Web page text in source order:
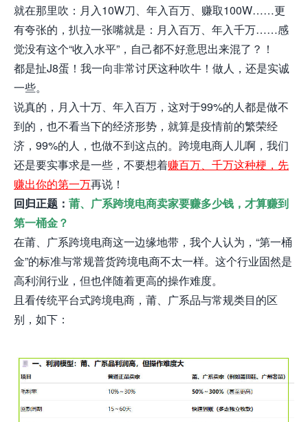
就在那里吹：月入10W刀、年入百万、赚取100W……更
有夸张的，扒拉一张嘴就是：月入百万、年入千万……感
觉没有这个“收入水平”，自己都不好意思出来混了？！
都是扯J8蛋！我一向非常讨厌这种吹牛！做人，还是实诚
一些。
说真的，月入十万、年入百万，这对于99%的人都是做不
到的，也不看当下的经济形势，就算是疫情前的繁荣经
济，99%的人，也做不到这点的。跨境电商人儿啊，我们
还是要实事求是一些，不要想着赚百万、千万这种梗，先
赚出你的第一万再说！
回归正题： 莆、广系跨境电商卖家要赚多少钱，才算赚到
第一桶金？
在莆、广系跨境电商这一边缘地带，我个人认为，“第一桶
金”的标准与常规普货跨境电商不太一样。这个行业固然是
高利润行业，但也伴随着更高的操作难度。
且看传统平台式跨境电商，莆、广系品与常规类目的区
别，如下：